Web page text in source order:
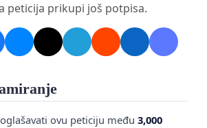
peticija prikupi još potpisa.
ovu peticiju među 3,000